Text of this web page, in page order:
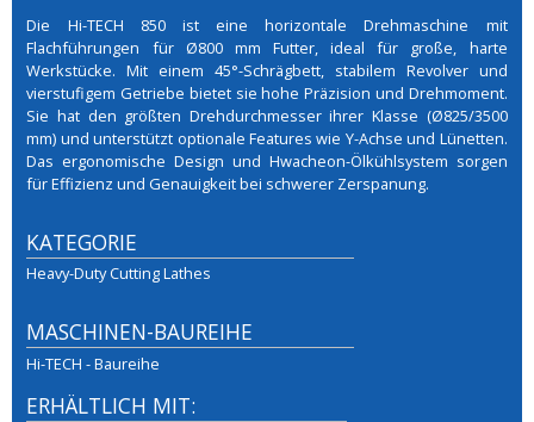
Die Hi-TECH 850 ist eine horizontale Drehmaschine mit
Flachführungen für Ø800 mm Futter, ideal für große, harte
Werkstücke. Mit einem 45°-Schrägbett, stabilem Revolver und
vierstufigem Getriebe bietet sie hohe Präzision und Drehmoment.
Sie hat den größten Drehdurchmesser ihrer Klasse (Ø825/3500
mm) und unterstützt optionale Features wie Y-Achse und Lünetten.
Das ergonomische Design und Hwacheon-Ölkühlsystem sorgen
für Effizienz und Genauigkeit bei schwerer Zerspanung.
KATEGORIE
Heavy-Duty Cutting Lathes
MASCHINEN-BAUREIHE
Hi-TECH - Baureihe
ERHÄLTLICH MIT: